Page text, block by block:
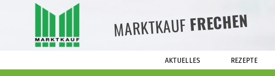
MARKTKAUFFRECHEN
AKTUELLES REZEPTE